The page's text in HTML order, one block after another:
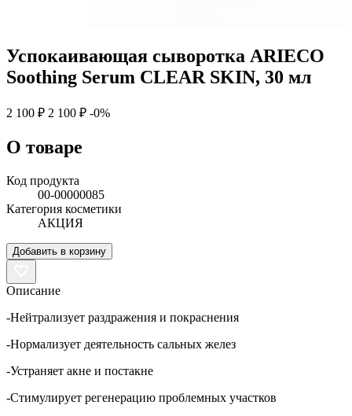
Успокаивающая сыворотка ARIECO
Soothing Serum CLEAR SKIN, 30 мл
2 100 ₽ 2 100 ₽ -0%
О товаре
Код продукта
00-00000085
Категория косметики
АКЦИЯ
Добавить в корзину
Описание
-Нейтрализует раздражения и покраснения
-Нормализует деятельность сальных желез
-Устраняет акне и постакне
-Стимулирует регенерацию проблемных участков